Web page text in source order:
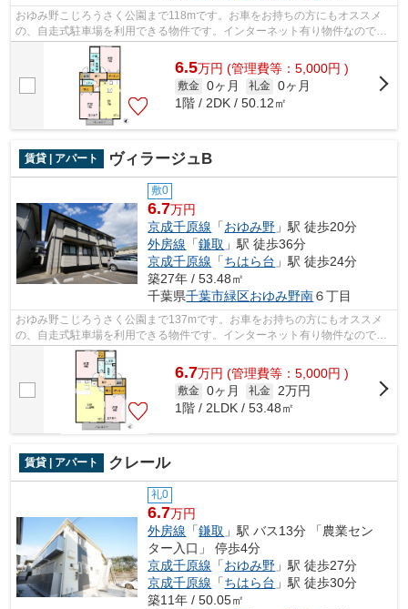
おゆみ野こじろうさく公園まで118mです。お車をお持ちの方にもオススメ
の、自走式駐車場を利用できる物件です。インターネット有り物件なので、
ネットをよく使う方におすすめです。お...
6.5万円 (管理費等：5,000円 )
敷金 0ヶ月 礼金 0ヶ月
1階 / 2DK / 50.12㎡
賃貸 | アパート ヴィラージュB
敷0
6.7万円
京成千原線 「おゆみ野 」駅 徒歩20分
外房線 「鎌取 」駅 徒歩36分
京成千原線 「ちはら台 」駅 徒歩24分
築27年 / 53.48㎡
千葉県千葉市緑区おゆみ野南６丁目
おゆみ野こじろうさく公園まで137mです。お車をお持ちの方にもオススメ
の、自走式駐車場を利用できる物件です。インターネット有り物件なので、
ネットをよく使う方におすすめです。株...
6.7万円 (管理費等：5,000円 )
敷金 0ヶ月 礼金
2万円
1階 / 2LDK / 53.48㎡
賃貸 | アパート クレール
礼0
6.7万円
外房線 「鎌取 」駅 バス13分 「農業セン
ター入口」 停歩4分
京成千原線 「おゆみ野 」駅 徒歩27分
京成千原線 「ちはら台 」駅 徒歩30分
築11年 / 50.05㎡